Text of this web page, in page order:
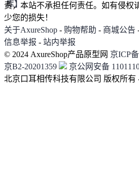
责，本站不承担任何责任。如有侵权
少您的损失！
关于AxureShop - 购物帮助 - 商城公告
信息举报 - 站内举报
© 2024 AxureShop产品原型网 京ICP
京B2-20201359
京公网安备
北京口耳相传科技有限公司 版权所有